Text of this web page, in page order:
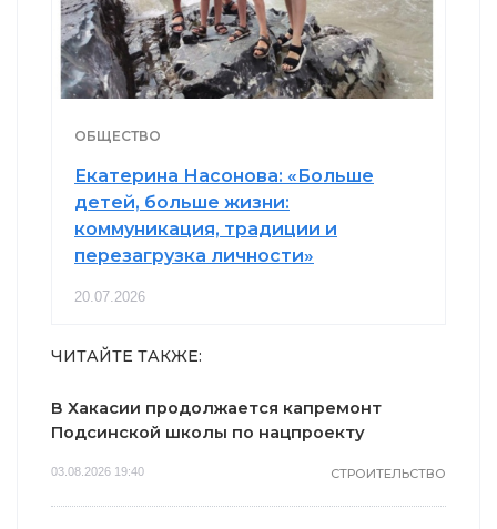
ОБЩЕСТВО
Екатерина Насонова: «Больше
детей, больше жизни:
коммуникация, традиции и
перезагрузка личности»
20.07.2026
ЧИТАЙТЕ ТАКЖЕ:
В Хакасии продолжается капремонт
Подсинской школы по нацпроекту
03.08.2026 19:40 СТРОИТЕЛЬСТВО